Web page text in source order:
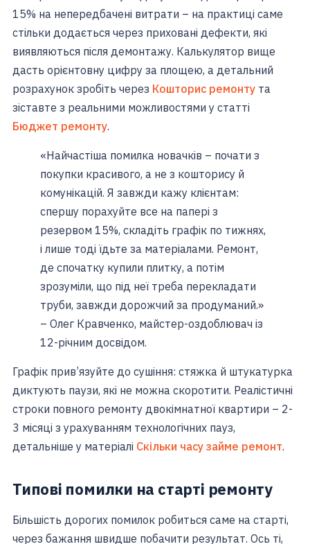
15% на непередбачені витрати – на практиці саме
стільки додається через приховані дефекти, які
виявляються після демонтажу. Калькулятор вище
дасть орієнтовну цифру за площею, а детальний
розрахунок зробіть через Кошторис ремонту та
зіставте з реальними можливостями у статті
Бюджет ремонту.
«Найчастіша помилка новачків – почати з
покупки красивого, а не з кошторису й
комунікацій. Я завжди кажу клієнтам:
спершу порахуйте все на папері з
резервом 15%, складіть графік по тижнях,
і лише тоді їдьте за матеріалами. Ремонт,
де спочатку купили плитку, а потім
зрозуміли, що під неї треба перекладати
труби, завжди дорожчий за продуманий.»
– Олег Кравченко, майстер-оздоблювач із
12-річним досвідом.
Графік прив’язуйте до сушіння: стяжка й штукатурка
диктують паузи, які не можна скоротити. Реалістичні
строки повного ремонту двокімнатної квартири – 2-
3 місяці з урахуванням технологічних пауз,
детальніше у матеріалі Скільки часу займе ремонт.
Типові помилки на старті ремонту
Більшість дорогих помилок робиться саме на старті,
через бажання швидше побачити результат. Ось ті,